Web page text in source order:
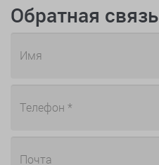
Обратная связь